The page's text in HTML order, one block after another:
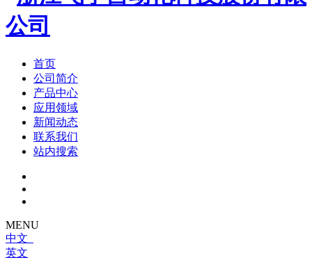
首页
公司简介
产品中心
应用领域
新闻动态
联系我们
站内搜索
MENU
中文
英文